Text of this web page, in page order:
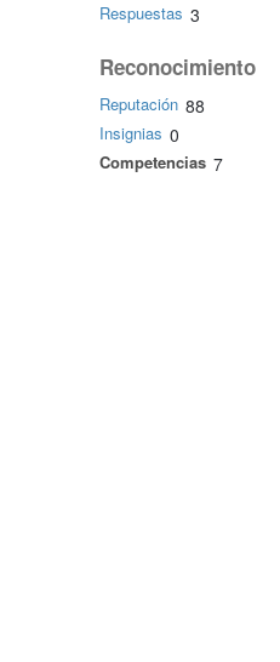
Respuestas 3
Reconocimiento
Reputación 88
Insignias 0
Competencias 7